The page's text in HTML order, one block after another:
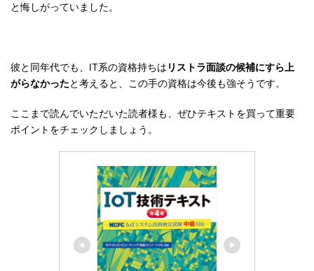
と悔しがっていました。
彼と同年代でも、IT系の資格持ちは リストラ面談の候補にすら上
がらなかったと考えると、この手の資格は今後も強そうです。
ここまで読んでいただいた読者様も、ぜひテキストを買って重要
ポイントをチェックしましょう。